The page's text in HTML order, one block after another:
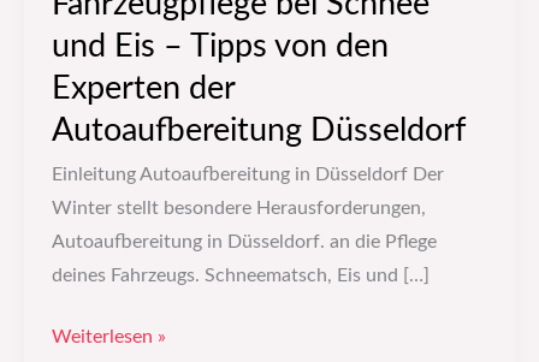
und Eis – Tipps von den
Experten der
Autoaufbereitung Düsseldorf
Einleitung Autoaufbereitung in Düsseldorf Der
Winter stellt besondere Herausforderungen,
Autoaufbereitung in Düsseldorf. an die Pflege
deines Fahrzeugs. Schneematsch, Eis und […]
Autoaufbereitung
Düsseldorf
Weiterlesen »